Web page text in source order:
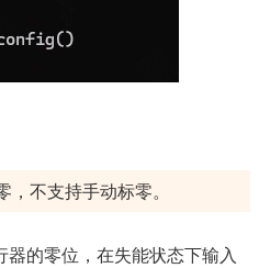
，不支持手动标零。
器的零位，在失能状态下输入